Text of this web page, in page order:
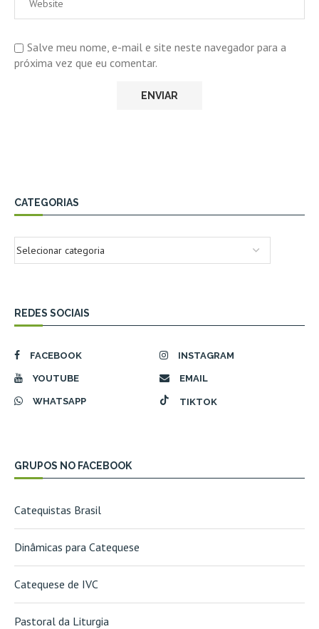
Salve meu nome, e-mail e site neste navegador para a
próxima vez que eu comentar.
CATEGORIAS
REDES SOCIAIS
FACEBOOK INSTAGRAM
YOUTUBE EMAIL
WHATSAPP TIKTOK
GRUPOS NO FACEBOOK
Catequistas Brasil
Dinâmicas para Catequese
Catequese de IVC
Pastoral da Liturgia